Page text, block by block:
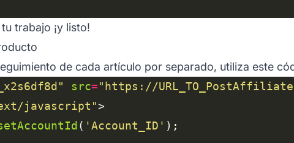
trabajo ¡y listo!
de cada artículo por separado, utiliza este
src="https://
javascript"
( 'Account_ID'